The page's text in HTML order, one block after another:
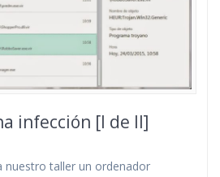
infección [I de II]
nuestro taller un ordenador